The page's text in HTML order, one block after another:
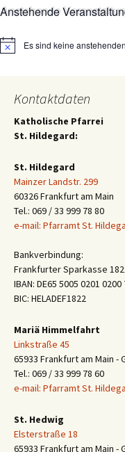
Anstehende
HinweisEs sind keine
Kontaktdaten
Katholische Pfarrei
St. Hildegard:
St. Hildegard
Mainzer Landstr. 299
60326 Frankfurt am Main
Tel.: 069 / 33 999 78 80
e-mail: Pfarramt St.
Bankverbindung:
Frankfurter Sparkasse
IBAN: DE65 5005 0201 0200
BIC: HELADEF1822
Mariä Himmelfahrt
Linkstraße 45
65933 Frankfurt am Main -
Tel.: 069 / 33 999 78 60
e-mail: Pfarramt St.
St. Hedwig
Elsterstraße 18
65933 Frankfurt am Main -